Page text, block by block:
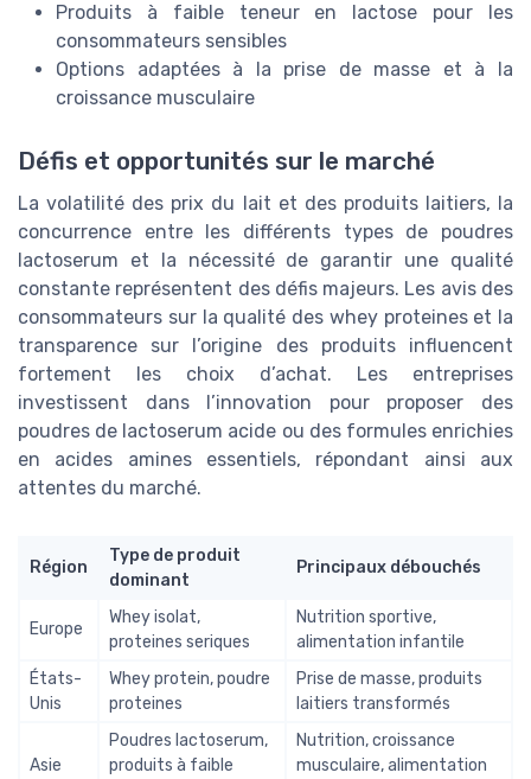
Produits à faible teneur en lactose pour les
consommateurs sensibles
Options adaptées à la prise de masse et à la
croissance musculaire
Défis et opportunités sur le marché
La volatilité des prix du lait et des produits laitiers, la
concurrence entre les différents types de poudres
lactoserum et la nécessité de garantir une qualité
constante représentent des défis majeurs. Les avis des
consommateurs sur la qualité des whey proteines et la
transparence sur l’origine des produits influencent
fortement les choix d’achat. Les entreprises
investissent dans l’innovation pour proposer des
poudres de lactoserum acide ou des formules enrichies
en acides amines essentiels, répondant ainsi aux
attentes du marché.
Région
Type de produit
dominant
Principaux débouchés
Europe
Whey isolat,
proteines seriques
Nutrition sportive,
alimentation infantile
États-
Unis
Whey protein, poudre
proteines
Prise de masse, produits
laitiers transformés
Asie
Poudres lactoserum,
produits à faible
Nutrition, croissance
musculaire, alimentation